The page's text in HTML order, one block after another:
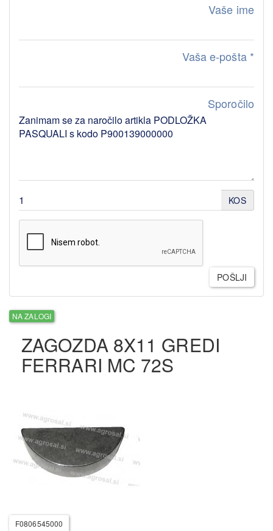
Vaše ime
Vaša e-pošta *
Sporočilo
KOS
POŠLJI
NA ZALOGI
ZAGOZDA 8X11 GREDI
FERRARI MC 72S
F0806545000